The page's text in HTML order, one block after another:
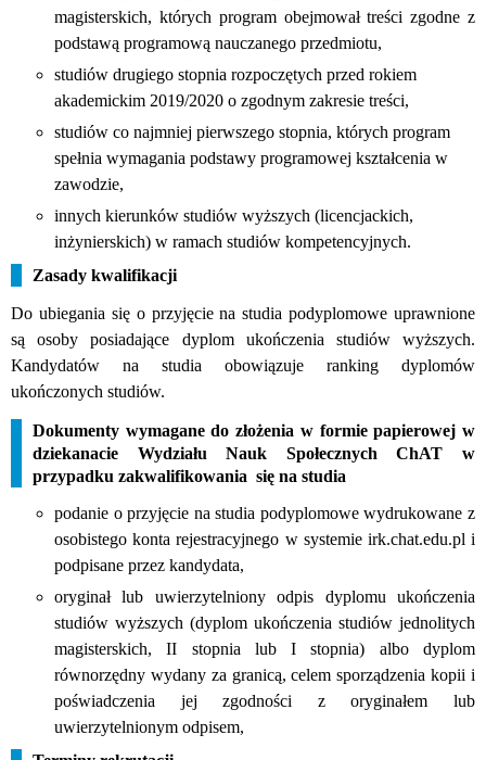
magisterskich, których program obejmował treści zgodne z
podstawą programową nauczanego przedmiotu,
studiów drugiego stopnia rozpoczętych przed rokiem
akademickim 2019/2020 o zgodnym zakresie treści,
studiów co najmniej pierwszego stopnia, których program
spełnia wymagania podstawy programowej kształcenia w
zawodzie,
innych kierunków studiów wyższych (licencjackich,
inżynierskich) w ramach studiów kompetencyjnych.
Zasady kwalifikacji
Do ubiegania się o przyjęcie na studia podyplomowe uprawnione
są osoby posiadające dyplom ukończenia studiów wyższych.
Kandydatów na studia obowiązuje ranking dyplomów
ukończonych studiów.
Dokumenty wymagane do złożenia w formie papierowej w
dziekanacie Wydziału Nauk Społecznych ChAT w
przypadku zakwalifikowania się na studia
podanie o przyjęcie na studia podyplomowe wydrukowane z
osobistego konta rejestracyjnego w systemie irk.chat.edu.pl i
podpisane przez kandydata,
oryginał lub uwierzytelniony odpis dyplomu ukończenia
studiów wyższych (dyplom ukończenia studiów jednolitych
magisterskich, II stopnia lub I stopnia) albo dyplom
równorzędny wydany za granicą, celem sporządzenia kopii i
poświadczenia jej zgodności z oryginałem lub
uwierzytelnionym odpisem,